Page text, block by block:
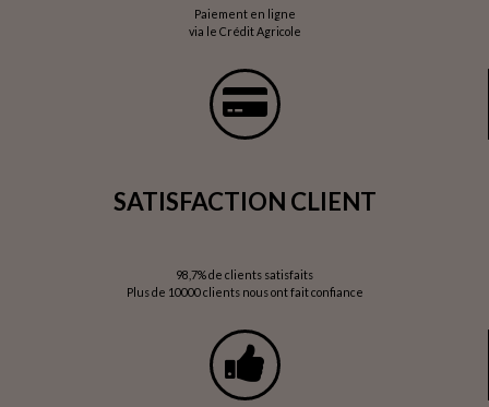
Paiement en ligne
via le Crédit Agricole
SATISFACTION CLIENT
98,7% de clients satisfaits
Plus de 10000 clients nous ont fait confiance